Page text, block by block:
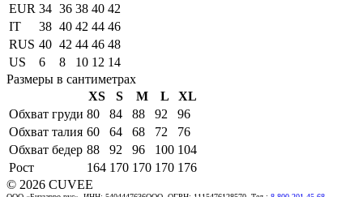
EUR 34 36 38 40 42
IT
38 40 42 44 46
RUS 40 42 44 46 48
US
6 8 10 12 14
Размеры в сантиметрах
XS
S M L
XL
Обхват груди 80 84 88 92
96
Обхват талия 60 64 68 72
76
Обхват бедер 88 92 96 100 104
Рост
164 170 170 170 176
© 2026 CUVEE